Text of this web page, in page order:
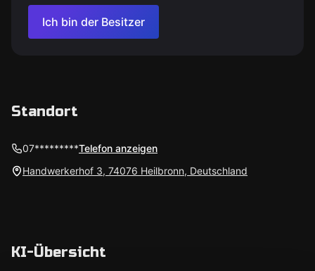
Ich bin der Besitzer
Standort
07*********Telefon anzeigen
Handwerkerhof 3, 74076 Heilbronn, Deutschland
KI-Übersicht